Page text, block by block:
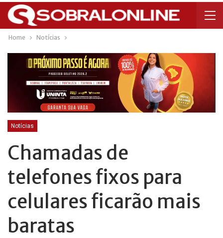
Home Notícias
Notícias
Chamadas de
telefones fixos para
celulares ficarão mais
baratas